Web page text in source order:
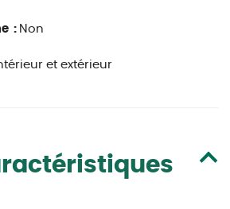
: Non
et extérieur